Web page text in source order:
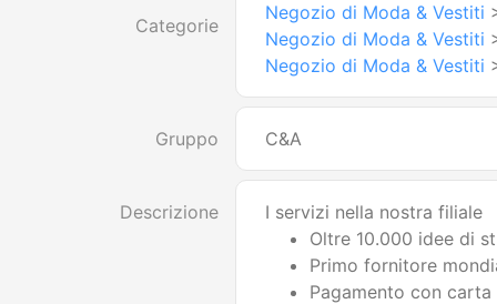
Categorie
Negozio di Moda & Vestiti
Negozio di Moda & Vestiti
Negozio di Moda & Vestiti
Gruppo C&A
Descrizione
I servizi nella nostra filiale
Oltre 10.000 idee di
Primo fornitore
Pagamento con